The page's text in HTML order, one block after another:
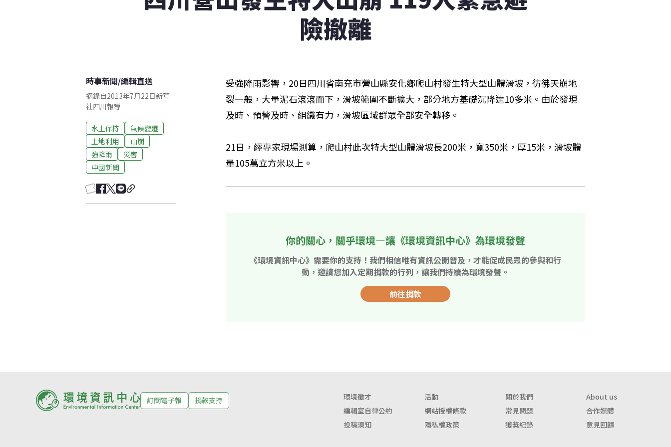
險撤離
時事新聞/編輯直送
摘錄自2013年7月22日新華
社四川報導
水土保持
氣候變遷
土地利用
山崩
強降雨
災害
中國新聞
受強降雨影響，20日四川省南充市營山縣安化鄉爬山村發生特大型山體滑坡，彷彿天崩地
裂一般，大量泥石滾滾而下，滑坡範圍不斷擴大，部分地方基礎沉降達10多米。由於發現
及時、預警及時、組織有力，滑坡區域群眾全部安全轉移。
21日，經專家現場測算，爬山村此次特大型山體滑坡長200米，寬350米，厚15米，滑坡體
量105萬立方米以上。
你的關心，關乎環境—讓《環境資訊中心》為環境發聲
《環境資訊中心》需要你的支持！我們相信唯有資訊公開普及，才能促成民眾的參與和行
動，邀請您加入定期捐款的行列，讓我們持續為環境發聲。
前往捐款
訂閱電子報 捐款支持 環境徵才 活動 關於我們
About us
編輯室自律公約
網站授權條款 常見問題
合作媒體
投稿須知
隱私權政策 獲獎紀錄 意見回饋